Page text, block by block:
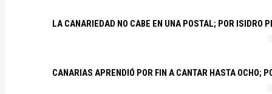
LA CANARIEDAD NO CABE EN UNA POSTAL; POR ISIDRO
CANARIAS APRENDIÓ POR FIN A CANTAR HASTA OCHO;